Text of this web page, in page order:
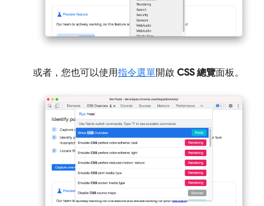
或者，您也可以使用指令選單開啟 CSS 總覽面板。